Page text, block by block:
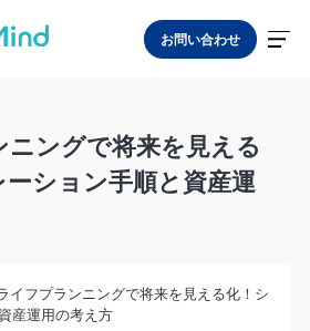
お問い合わせ
ングで将来を見える
ション手順と資産運
イフプランニングで将来を見える化！シ
産運用の考え方